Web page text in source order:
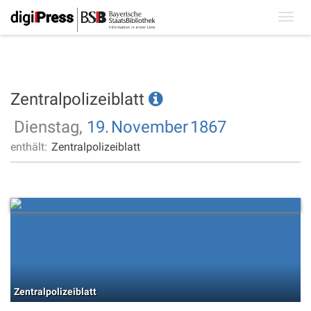
Zentralpolizeiblatt
Dienstag, 19. November1867
enthält: Zentralpolizeiblatt
Zentralpolizeiblatt